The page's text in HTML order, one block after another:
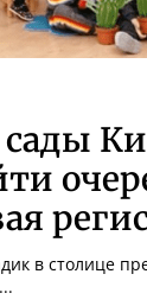
в столице